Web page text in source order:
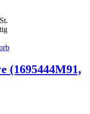
(1695444M91,